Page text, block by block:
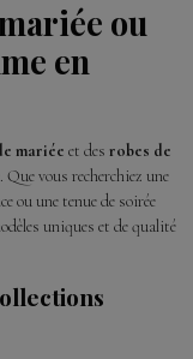
ou
en
mariée et des robes de
vous recherchiez une
ou une tenue de soirée
uniques et de qualité